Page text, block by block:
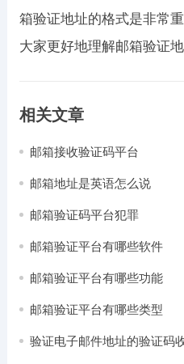
箱验证地址的格式是非常
大家更好地理解邮箱验证
相关文章
邮箱接收验证码平台
邮箱地址是英语怎么说
邮箱验证码平台犯罪
邮箱验证平台有哪些软件
邮箱验证平台有哪些功能
邮箱验证平台有哪些类型
验证电子邮件地址的验证码